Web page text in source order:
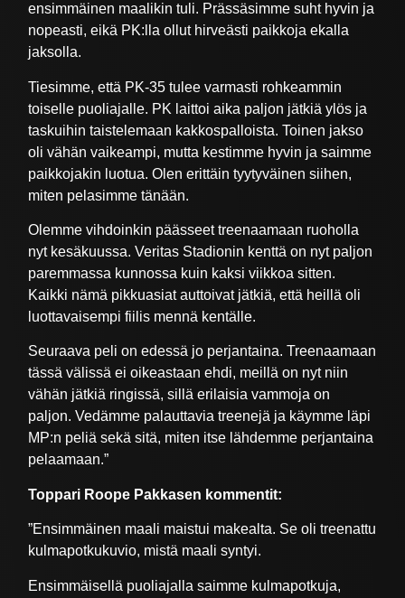
ensimmäinen maalikin tuli. Prässäsimme suht hyvin ja
nopeasti, eikä PK:lla ollut hirveästi paikkoja ekalla
jaksolla.
Tiesimme, että PK-35 tulee varmasti rohkeammin
toiselle puoliajalle. PK laittoi aika paljon jätkiä ylös ja
taskuihin taistelemaan kakkospalloista. Toinen jakso
oli vähän vaikeampi, mutta kestimme hyvin ja saimme
paikkojakin luotua. Olen erittäin tyytyväinen siihen,
miten pelasimme tänään.
Olemme vihdoinkin päässeet treenaamaan ruoholla
nyt kesäkuussa. Veritas Stadionin kenttä on nyt paljon
paremmassa kunnossa kuin kaksi viikkoa sitten.
Kaikki nämä pikkuasiat auttoivat jätkiä, että heillä oli
luottavaisempi fiilis mennä kentälle.
Seuraava peli on edessä jo perjantaina. Treenaamaan
tässä välissä ei oikeastaan ehdi, meillä on nyt niin
vähän jätkiä ringissä, sillä erilaisia vammoja on
paljon. Vedämme palauttavia treenejä ja käymme läpi
MP:n peliä sekä sitä, miten itse lähdemme perjantaina
pelaamaan.”
Toppari Roope Pakkasen kommentit:
”Ensimmäinen maali maistui makealta. Se oli treenattu
kulmapotkukuvio, mistä maali syntyi.
Ensimmäisellä puoliajalla saimme kulmapotkuja,